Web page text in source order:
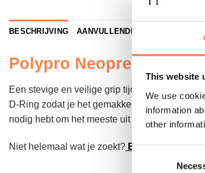
This website
We use
information
other
Consent
BESCHRIJVING AANVULLENDE INFORMATIE
Polypro Neoprene
Een stevige en veilige grip tijdens je workout
D-Ring zodat je het gemakkelijk aan je rope
nodig hebt om het meeste uit je workout te
Niet helemaal wat je zoekt? Bekijk dan al